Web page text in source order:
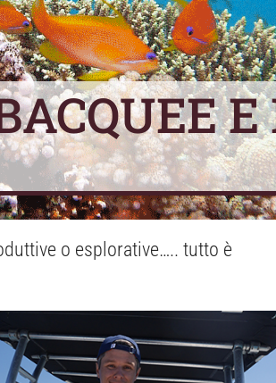
E
o esplorative….. tutto è